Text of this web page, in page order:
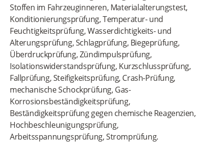
Stoffen im Fahrzeuginneren, Materialalterungstest,
Konditionierungsprüfung, Temperatur- und
Feuchtigkeitsprüfung, Wasserdichtigkeits- und
Alterungsprüfung, Schlagprüfung, Biegeprüfung,
Überdruckprüfung, Zündimpulsprüfung,
Isolationswiderstandsprüfung, Kurzschlussprüfung,
Fallprüfung, Steifigkeitsprüfung, Crash-Prüfung,
mechanische Schockprüfung, Gas-
Korrosionsbeständigkeitsprüfung,
Beständigkeitsprüfung gegen chemische Reagenzien,
Hochbeschleunigungsprüfung,
Arbeitsspannungsprüfung, Stromprüfung.